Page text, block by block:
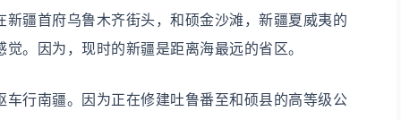
疆首府乌鲁木齐街头，和硕金沙滩，新疆夏威夷的
。因为，现时的新疆是距离海最远的省区。
行南疆。因为正在修建吐鲁番至和硕县的高等级公